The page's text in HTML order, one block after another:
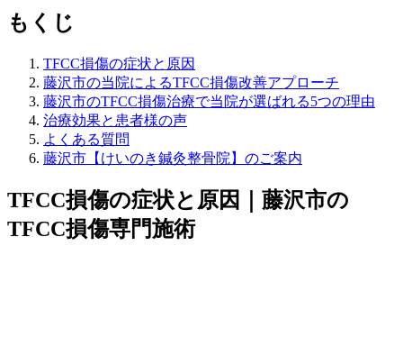
もくじ
TFCC損傷の症状と原因
藤沢市の当院によるTFCC損傷改善アプローチ
藤沢市のTFCC損傷治療で当院が選ばれる5つの理由
治療効果と患者様の声
よくある質問
藤沢市【けいのき鍼灸整骨院】のご案内
TFCC損傷の症状と原因｜藤沢市の
TFCC損傷専門施術